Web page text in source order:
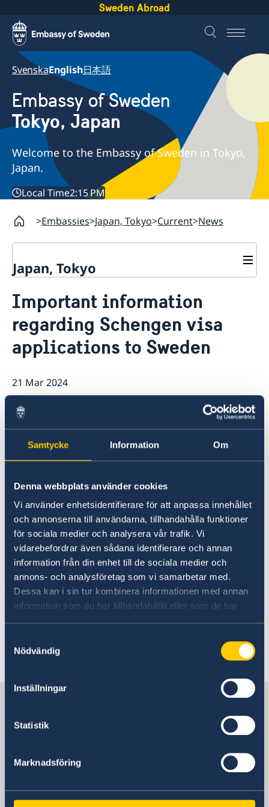
Samtycke Information Om
Denna webbplats använder cookies
Vi använder enhetsidentifierare för att anpassa innehållet
och annonserna till användarna, tillhandahålla funktioner
för sociala medier och analysera vår trafik. Vi
vidarebefordrar även sådana identifierare och annan
information från din enhet till de sociala medier och
annons- och analysföretag som vi samarbetar med.
Dessa kan i sin tur kombinera informationen med annan
information som du har tillhandahållit eller som de har
Nödvändig
Inställningar
Statistik
Marknadsföring
Sweden Abroad
SvenskaEnglish日本語
Embassy of Sweden
Tokyo, Japan
Welcome to the Embassy of Sweden in Tokyo,
Japan.
Local Time2:15 PM
Embassies Japan, Tokyo Current News
Japan, Tokyo
About us
Ambassador Viktoria Li
Embassy Staff
Office of Science and Innovation
Commercial & Investment Office – Business Sweden
The Embassy Building
Current
News
Calendar
Application to the Embassy of Sweden in Tokyo for
Nominal Support
Important information
regarding Schengen visa
applications to Sweden
21 Mar 2024
From March 22, 2024 Schengen visa
applications must be submitted to VFS
Global office in Tokyo and the
applications will be forwarded to the
Embassy of Sweden in Bangkok for
handling and decision making.
Please visit the website of VFS Global
| vfsglobal - vfsglobal
for information and to
book appointment for your application.
Read more here
Applying for a visa as temporary visitor -
Sweden Abroad
Last updated 21 Mar 2024, 4.38 PM
Visiting address
Embassy of Sweden